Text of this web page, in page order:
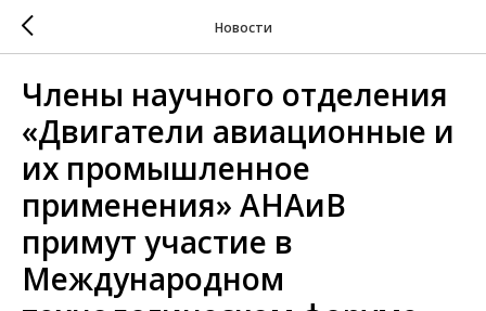
Новости
Члены научного отделения
«Двигатели авиационные и
их промышленное
применения» АНАиВ
примут участие в
Международном